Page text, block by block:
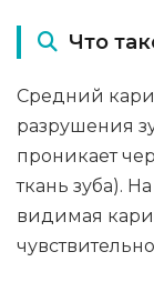
Что
Средний
разрушения
проникает
ткань зуба).
видимая